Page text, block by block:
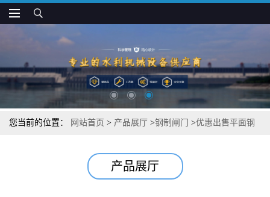
您当前的位置： 网站首页 > 产品展厅 >钢制闸门 >优惠出售平面钢
产品展厅